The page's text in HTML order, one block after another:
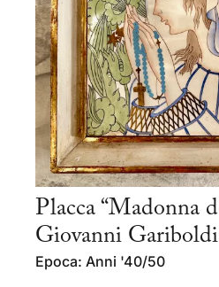
Placca “Madonna
Giovanni Gariboldi
Epoca: Anni '40/50